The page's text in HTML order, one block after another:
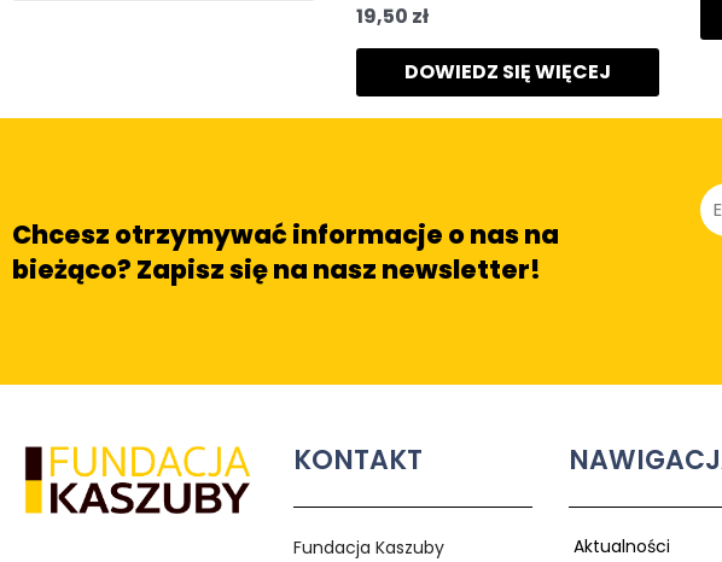
19,50 zł
DOWIEDZ SIĘ WIĘCEJ
Chcesz otrzymywać informacje o nas na
bieżąco? Zapisz się na nasz newsletter!
KONTAKT
Fundacja Kaszuby Aktualności